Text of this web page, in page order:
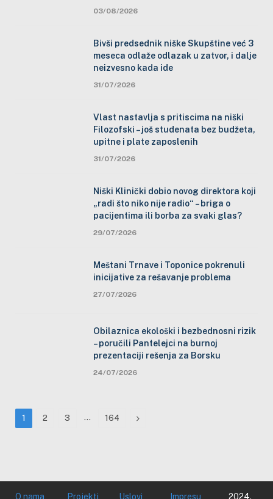
03/08/2026
Bivši predsednik niške Skupštine već 3
meseca odlaže odlazak u zatvor, i dalje
neizvesno kada ide
31/07/2026
Vlast nastavlja s pritiscima na niški
Filozofski – još studenata bez budžeta,
upitne i plate zaposlenih
31/07/2026
Niški Klinički dobio novog direktora koji
„radi što niko nije radio“ – briga o
pacijentima ili borba za svaki glas?
29/07/2026
Meštani Trnave i Toponice pokrenuli
inicijative za rešavanje problema
27/07/2026
Obilaznica ekološki i bezbednosni rizik
– poručili Pantelejci na burnoj
prezentaciji rešenja za Borsku
24/07/2026
1 2 3 … 164 Next
O nama Projekti Uslovi Impresu 2024.